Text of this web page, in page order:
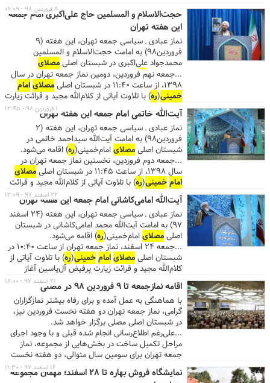
مسابقات طلاب علوم دینی جهان اسلام در قم و محل
برگزاری مسابقات بانوان در هتل هما است. ...
حجت‌الاسلام و المسلمین حاج علی‌اکبری امام جمعه
این هفته تهران
نماز عبادی ـ سیاسی جمعه تهران، این هفته (۹
فروردین۹۸) به امامت حجت‌الاسلام و المسلمین
محمدجواد علی‌اکبری در شبستان اصلیمصلای
امام‌خمینی(ره) اقامه می‌شود.
...جمعه نهم فروردین، دومین نماز جمعه تهران در سال
۱۳۹۸، از ساعت ۱۱:۴۰ در شبستان اصلی
مصلایامام
خمینی(ره) با تلاوت آیاتی از کلام‌الله مجید و قرائت زیارت
پرفیض آل‌یاسین آغاز می‌شود. ...درهای مصلی از ساعت
۱۱ صبح به روی نمازگزاران عزیز باز است و حجت‌الاسلام و
المسلمین حاج علی‌اکبری،امامجمعه موقت تهران،
خطبه‌های نماز جمعه را ۱۵ دقیقه پیش از اذان ظهر
شروع می‌کند. گفتنی است اذان ظهر به افق تهران در روز
جمعه ساعت ۱۳:۰۹ است....
۸ فروردین ۹۸ - ۰۶:۰۹
آیت‌الله خاتمی امام جمعه این هفته تهران
نماز عبادی ـ سیاسی جمعه تهران، این هفته (۲
فروردین۹۸) به امامت آیت‌الله سیداحمد خاتمی در
شبستان اصلیمصلایامام‌خمینی(ره) اقامه می‌شود.
...جمعه دوم فروردین، نخستین نماز جمعه تهران در
سال ۱۳۹۸، از ساعت ۱۱:۴۵ در شبستان اصلی
مصلای
امامخمینی(ره) با تلاوت آیاتی از کلام‌الله مجید و قرائت
زیارت پرفیض آل‌یاسین آغاز می‌شود. ...درهای مصلی از
ساعت ۱۱ صبح به روی نمازگزاران عزیز باز است و آیت‌الله
خاتمی،امامجمعه موقت تهران، خطبه‌های نماز جمعه را
۱۵ دقیقه پیش از اذان ظهر شروع می‌کند. گفتنی است
است....
۱ فروردین ۹۸ - ۱۲:۴۵
آیت‌الله امامی‌کاشانی امام جمعه این هفته تهران
نماز عبادی ـ سیاسی جمعه تهران، این هفته (۲۴ اسفند
۹۷) به امامت آیت‌الله محمد امامی‌کاشانی در شبستان
اصلیمصلایامام‌خمینی(ره) اقامه می‌شود.
...جمعه ۲۴ اسفند، نماز جمعه تهران از ساعت ۱۰:۴۰ در
شبستان اصلیمصلایامامخمینی(ره) با تلاوت آیاتی از
کلام‌الله مجید و قرائت زیارت پرفیض آل‌یاسین آغاز
می‌شود. ...درهای مصلی از ساعت ۱۰ صبح به روی
نمازگزاران عزیز باز است و آیت‌الله امامی‌کاشانی،
جمعه موقت تهران، خطبه‌های نماز جمعه را ۱۵ دقیقه
پیش از اذان ظهر شروع می‌کند. گفتنی است اذان ظهر به
افق تهران در روز جمعه ساعت ۱۲:۱۴ است....
۲۲ اسفند ۹۷ - ۱۲:۰۹
اقامه نمازجمعه تا ۹ فروردین ۹۸ در مصلی
با هماهنگی به عمل آمده و برای رفاه بیشتر نمازگزاران
گرامی، نماز جمعه تهران دو هفته نخست فروردین نیز،
در شبستان اصلی مصلی برگزار خواهد شد.
...علی‌رغم اطلاع‌رسانی انجام شده قبلی و با وجود اجرای
مراحل تکمیل ساخت در بخش‌هایی از مجموعه، نماز
جمعه تهران برای سومین سال متوالی، دو هفته نخست
فروردین در مصلی برگزار خواهد شد. به گزارش روابط
عمومیمصلایامامخمینی(ره )، با هماهنگی به عمل
۲۱ اسفند ۹۷ - ۱۸:۰۰
نمایشگاه فروش بهاره تا ۲۸ اسفند؛ مهمان مجموعه
۱۶ اسفند ۹۷ - ۱۱:۳۰